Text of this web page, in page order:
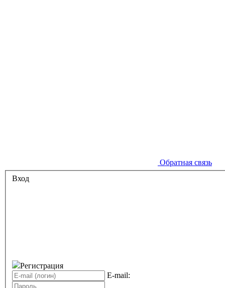
Обратная связь
Вход
Регистрация
E-mail: